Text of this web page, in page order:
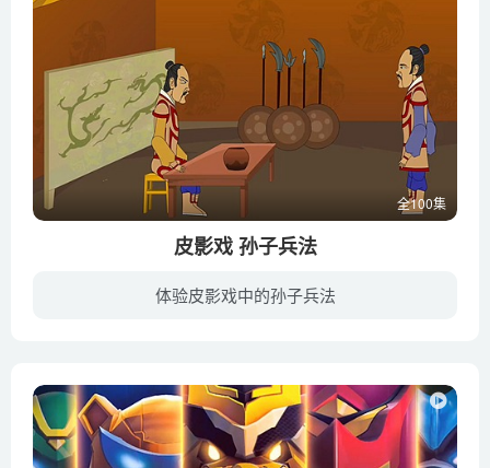
全100集
皮影戏 孙子兵法
体验皮影戏中的孙子兵法